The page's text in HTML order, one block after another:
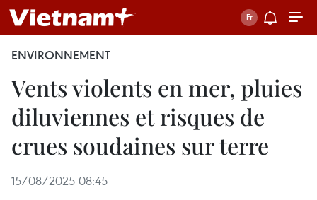
ENVIRONNEMENT
Vents violents en mer, pluies
diluviennes et risques de
crues soudaines sur terre
15/08/2025 08:45